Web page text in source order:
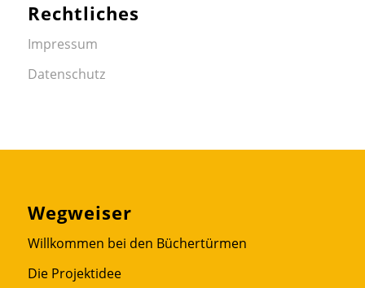
Rechtliches
Impressum
Datenschutz
Wegweiser
Willkommen bei den Büchertürmen
Die Projektidee